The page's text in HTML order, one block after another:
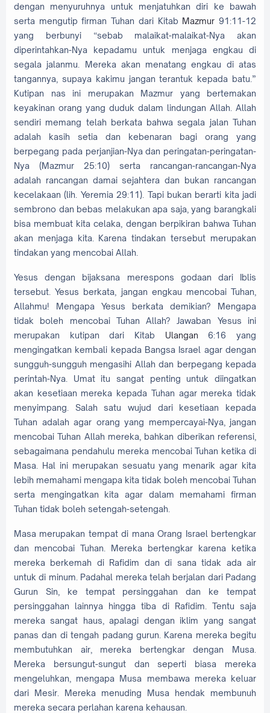
dengan menyuruhnya untuk menjatuhkan diri ke bawah
serta mengutip firman Tuhan dari Kitab Mazmur 91:11-12
yang berbunyi “sebab malaikat-malaikat-Nya akan
diperintahkan-Nya kepadamu untuk menjaga engkau di
segala jalanmu. Mereka akan menatang engkau di atas
tangannya, supaya kakimu jangan terantuk kepada batu.”
Kutipan nas ini merupakan Mazmur yang bertemakan
keyakinan orang yang duduk dalam lindungan Allah. Allah
sendiri memang telah berkata bahwa segala jalan Tuhan
adalah kasih setia dan kebenaran bagi orang yang
berpegang pada perjanjian-Nya dan peringatan-peringatan-
Nya (Mazmur 25:10) serta rancangan-rancangan-Nya
adalah rancangan damai sejahtera dan bukan rancangan
kecelakaan (lih. Yeremia 29:11). Tapi bukan berarti kita jadi
sembrono dan bebas melakukan apa saja, yang barangkali
bisa membuat kita celaka, dengan berpikiran bahwa Tuhan
akan menjaga kita. Karena tindakan tersebut merupakan
tindakan yang mencobai Allah.
Yesus dengan bijaksana merespons godaan dari Iblis
tersebut. Yesus berkata, jangan engkau mencobai Tuhan,
Allahmu! Mengapa Yesus berkata demikian? Mengapa
tidak boleh mencobai Tuhan Allah? Jawaban Yesus ini
merupakan kutipan dari Kitab Ulangan 6:16 yang
mengingatkan kembali kepada Bangsa Israel agar dengan
sungguh-sungguh mengasihi Allah dan berpegang kepada
perintah-Nya. Umat itu sangat penting untuk diingatkan
akan kesetiaan mereka kepada Tuhan agar mereka tidak
menyimpang. Salah satu wujud dari kesetiaan kepada
Tuhan adalah agar orang yang mempercayai-Nya, jangan
mencobai Tuhan Allah mereka, bahkan diberikan referensi,
sebagaimana pendahulu mereka mencobai Tuhan ketika di
Masa. Hal ini merupakan sesuatu yang menarik agar kita
lebih memahami mengapa kita tidak boleh mencobai Tuhan
serta mengingatkan kita agar dalam memahami firman
Tuhan tidak boleh setengah-setengah.
Masa merupakan tempat di mana Orang Israel bertengkar
dan mencobai Tuhan. Mereka bertengkar karena ketika
mereka berkemah di Rafidim dan di sana tidak ada air
untuk di minum. Padahal mereka telah berjalan dari Padang
Gurun Sin, ke tempat persinggahan dan ke tempat
persinggahan lainnya hingga tiba di Rafidim. Tentu saja
mereka sangat haus, apalagi dengan iklim yang sangat
panas dan di tengah padang gurun. Karena mereka begitu
membutuhkan air, mereka bertengkar dengan Musa.
Mereka bersungut-sungut dan seperti biasa mereka
mengeluhkan, mengapa Musa membawa mereka keluar
dari Mesir. Mereka menuding Musa hendak membunuh
mereka secara perlahan karena kehausan.